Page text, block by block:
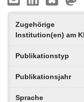
Zugehörige
Institution(en) am
Publikationstyp
Publikationsjahr
Sprache